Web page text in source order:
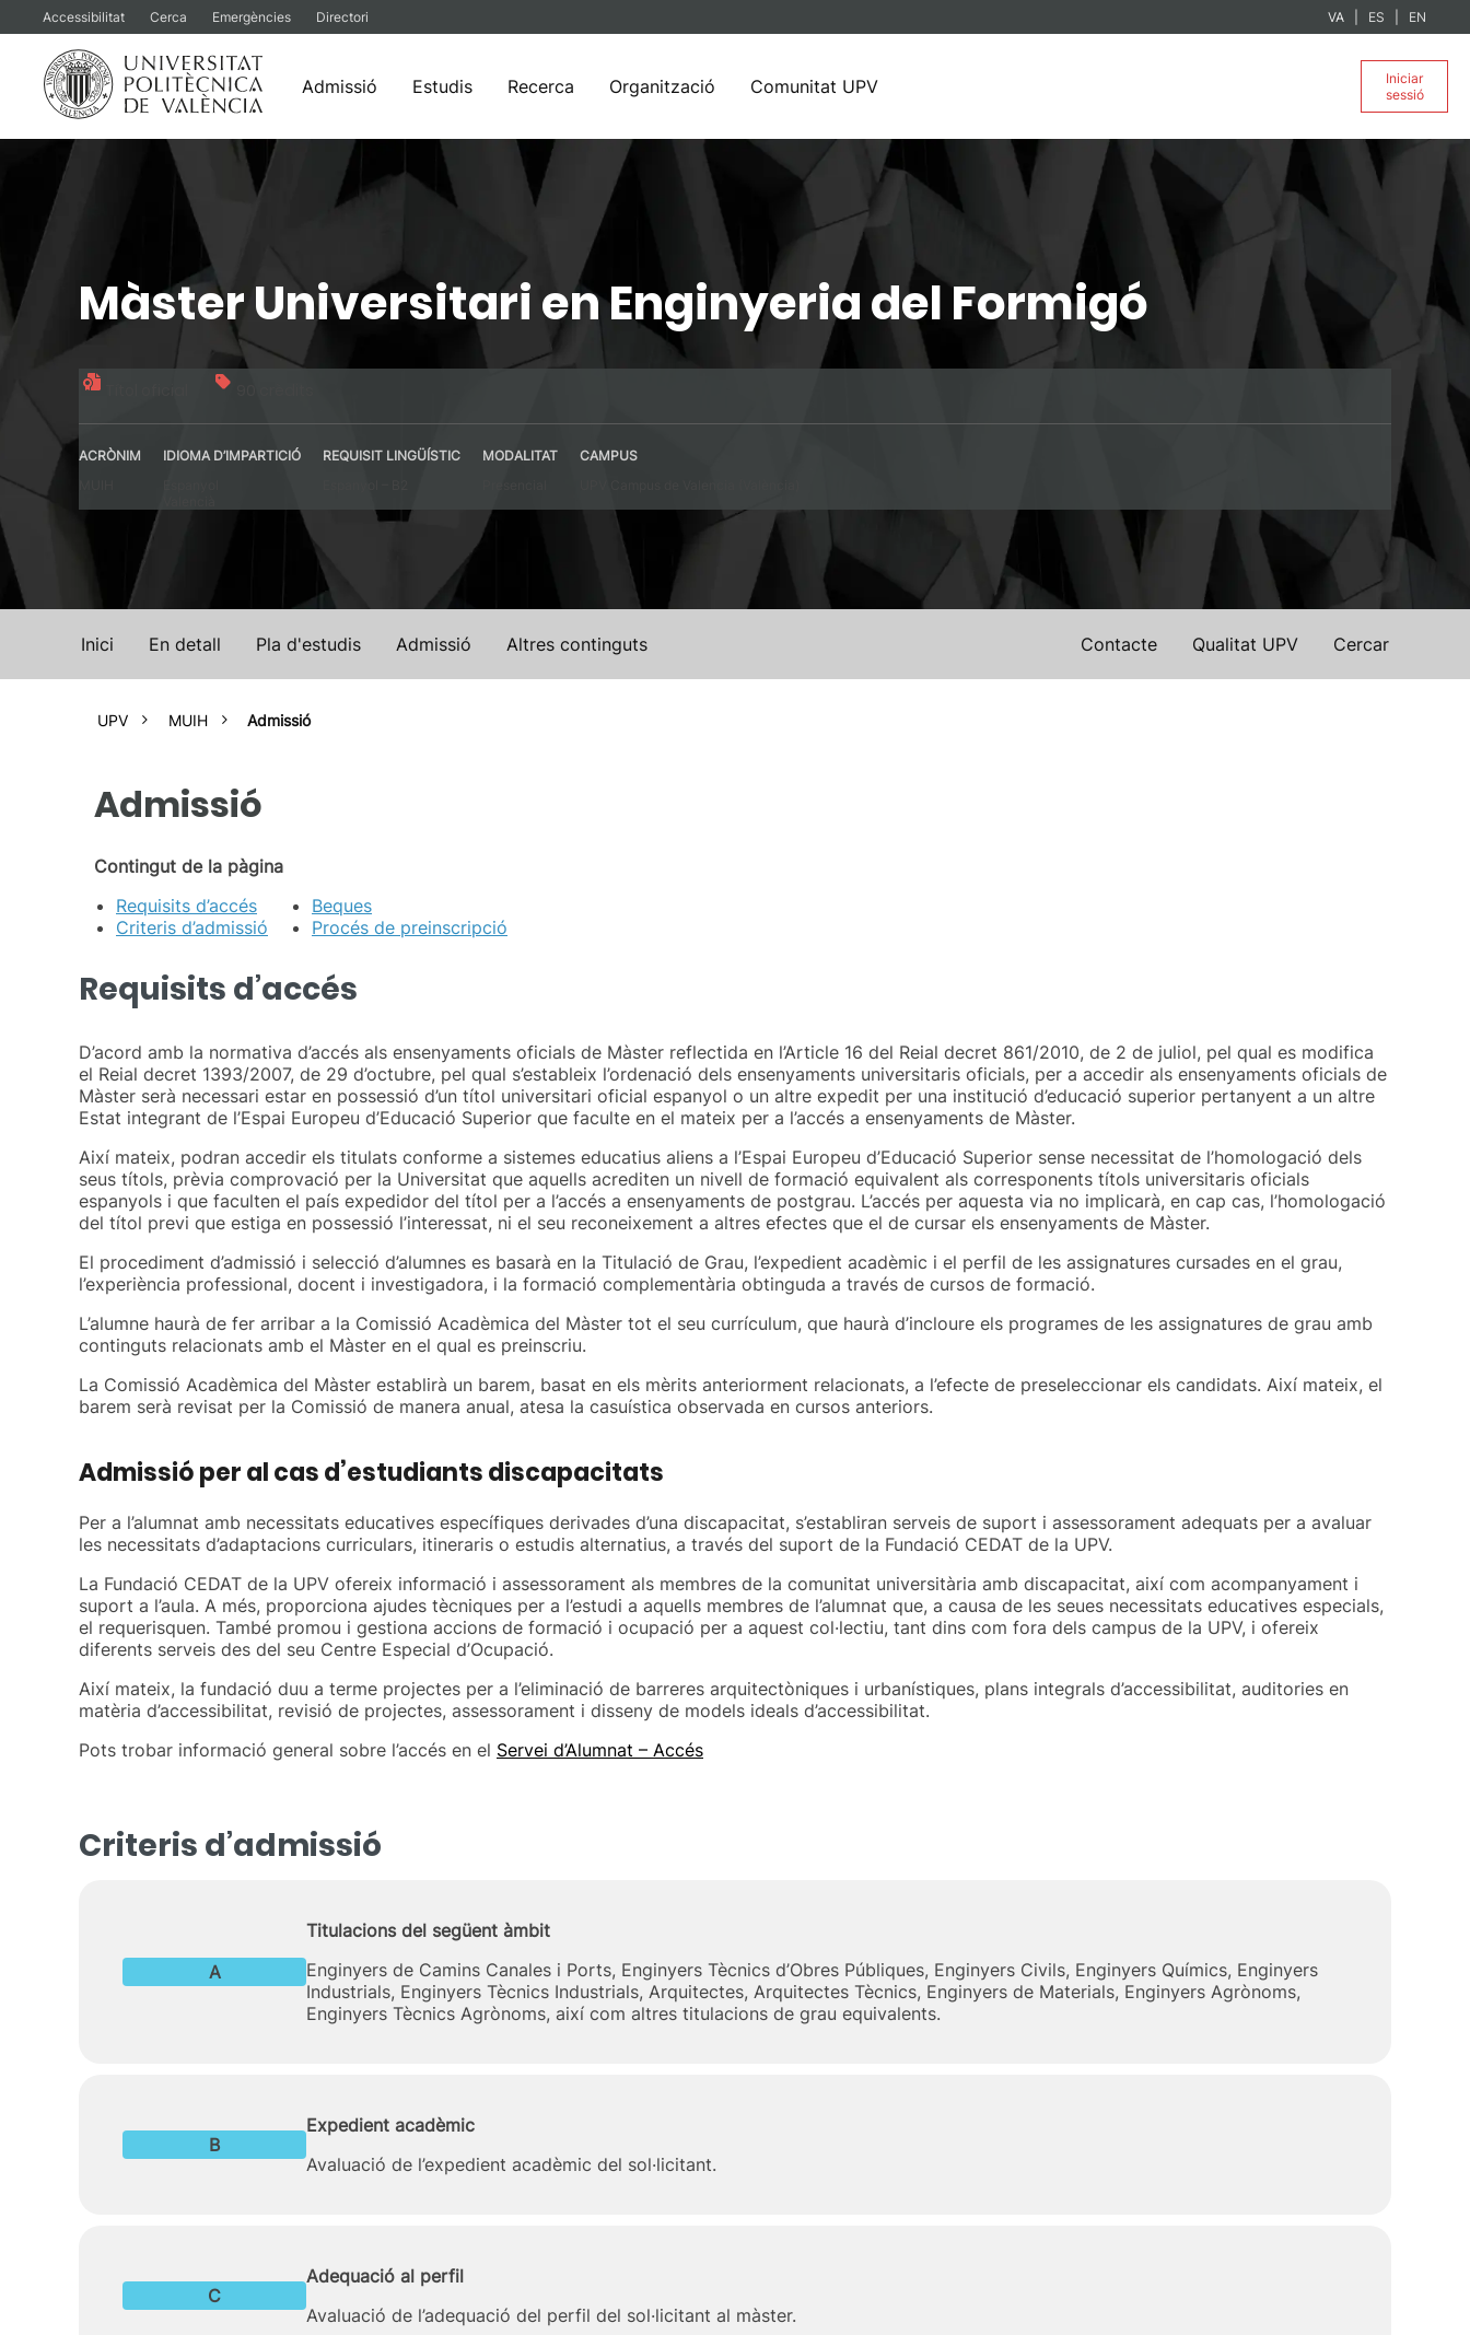
Accessibilitat Cerca Emergències Directori VA ES EN
Admissió Estudis Recerca Organització Comunitat UPV
Iniciar
sessió
contingut
Màster Universitari en Enginyeria del Formigó
ACRÒNIM
IDIOMA D’IMPARTICIÓ
REQUISIT LINGÜÍSTIC
MODALITAT
CAMPUS
Inici En detall Pla d'estudis Admissió Altres continguts Cercar
Qualitat UPV
Contacte
UPV MUIH Admissió
Admissió
Contingut de la pàgina
Requisits d’accés
Criteris d’admissió
Beques
Procés de preinscripció
Requisits d’accés
D’acord amb la normativa d’accés als ensenyaments oficials de Màster reflectida en l’Article 16 del Reial decret 861/2010, de 2 de juliol, pel qual es modifica
el Reial decret 1393/2007, de 29 d’octubre, pel qual s’estableix l’ordenació dels ensenyaments universitaris oficials, per a accedir als ensenyaments oficials de
Màster serà necessari estar en possessió d’un títol universitari oficial espanyol o un altre expedit per una institució d’educació superior pertanyent a un altre
Estat integrant de l’Espai Europeu d’Educació Superior que faculte en el mateix per a l’accés a ensenyaments de Màster.
Així mateix, podran accedir els titulats conforme a sistemes educatius aliens a l’Espai Europeu d’Educació Superior sense necessitat de l’homologació dels
seus títols, prèvia comprovació per la Universitat que aquells acrediten un nivell de formació equivalent als corresponents títols universitaris oficials
espanyols i que faculten el país expedidor del títol per a l’accés a ensenyaments de postgrau. L’accés per aquesta via no implicarà, en cap cas, l’homologació
del títol previ que estiga en possessió l’interessat, ni el seu reconeixement a altres efectes que el de cursar els ensenyaments de Màster.
El procediment d’admissió i selecció d’alumnes es basarà en la Titulació de Grau, l’expedient acadèmic i el perfil de les assignatures cursades en el grau,
l’experiència professional, docent i investigadora, i la formació complementària obtinguda a través de cursos de formació.
L’alumne haurà de fer arribar a la Comissió Acadèmica del Màster tot el seu currículum, que haurà d’incloure els programes de les assignatures de grau amb
continguts relacionats amb el Màster en el qual es preinscriu.
La Comissió Acadèmica del Màster establirà un barem, basat en els mèrits anteriorment relacionats, a l’efecte de preseleccionar els candidats. Així mateix, el
barem serà revisat per la Comissió de manera anual, atesa la casuística observada en cursos anteriors.
Admissió per al cas d’estudiants discapacitats
Per a l’alumnat amb necessitats educatives específiques derivades d’una discapacitat, s’establiran serveis de suport i assessorament adequats per a avaluar
les necessitats d’adaptacions curriculars, itineraris o estudis alternatius, a través del suport de la Fundació CEDAT de la UPV.
La Fundació CEDAT de la UPV ofereix informació i assessorament als membres de la comunitat universitària amb discapacitat, així com acompanyament i
suport a l’aula. A més, proporciona ajudes tècniques per a l’estudi a aquells membres de l’alumnat que, a causa de les seues necessitats educatives especials,
el requerisquen. També promou i gestiona accions de formació i ocupació per a aquest col·lectiu, tant dins com fora dels campus de la UPV, i ofereix
diferents serveis des del seu Centre Especial d’Ocupació.
Així mateix, la fundació duu a terme projectes per a l’eliminació de barreres arquitectòniques i urbanístiques, plans integrals d’accessibilitat, auditories en
matèria d’accessibilitat, revisió de projectes, assessorament i disseny de models ideals d’accessibilitat.
Pots trobar informació general sobre l’accés en el Servei d’Alumnat – Accés
Criteris d’admissió
A
Titulacions del següent àmbit
Enginyers de Camins Canales i Ports, Enginyers Tècnics d’Obres Públiques, Enginyers Civils, Enginyers Químics, Enginyers
Industrials, Enginyers Tècnics Industrials, Arquitectes, Arquitectes Tècnics, Enginyers de Materials, Enginyers Agrònoms,
Enginyers Tècnics Agrònoms, així com altres titulacions de grau equivalents.
B
Expedient acadèmic
Avaluació de l’expedient acadèmic del sol·licitant.
C
Adequació al perfil
Avaluació de l’adequació del perfil del sol·licitant al màster.